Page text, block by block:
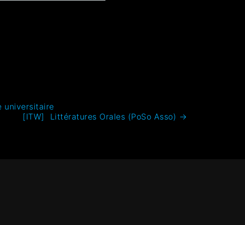
universitaire
[ITW] Littératures Orales (PoSo Asso) →